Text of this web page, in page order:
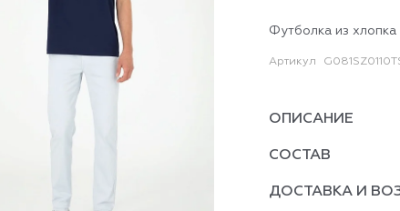
Футболка из хлопка
Артикул
ОПИСАНИЕ
СОСТАВ
ДОСТАВКА И